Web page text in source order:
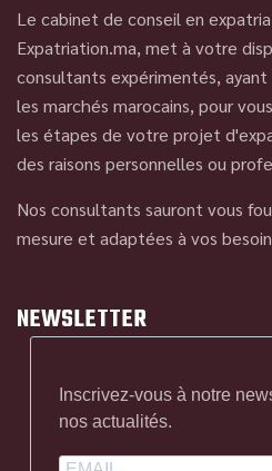
Le cabinet de conseil en
Expatriation.ma, met à votre
consultants expérimentés,
les marchés marocains, pour
les étapes de votre projet
des raisons personnelles ou
Nos consultants sauront vous
mesure et adaptées à vos
NEWSLETTER
Inscrivez-vous à notre
nos actualités.